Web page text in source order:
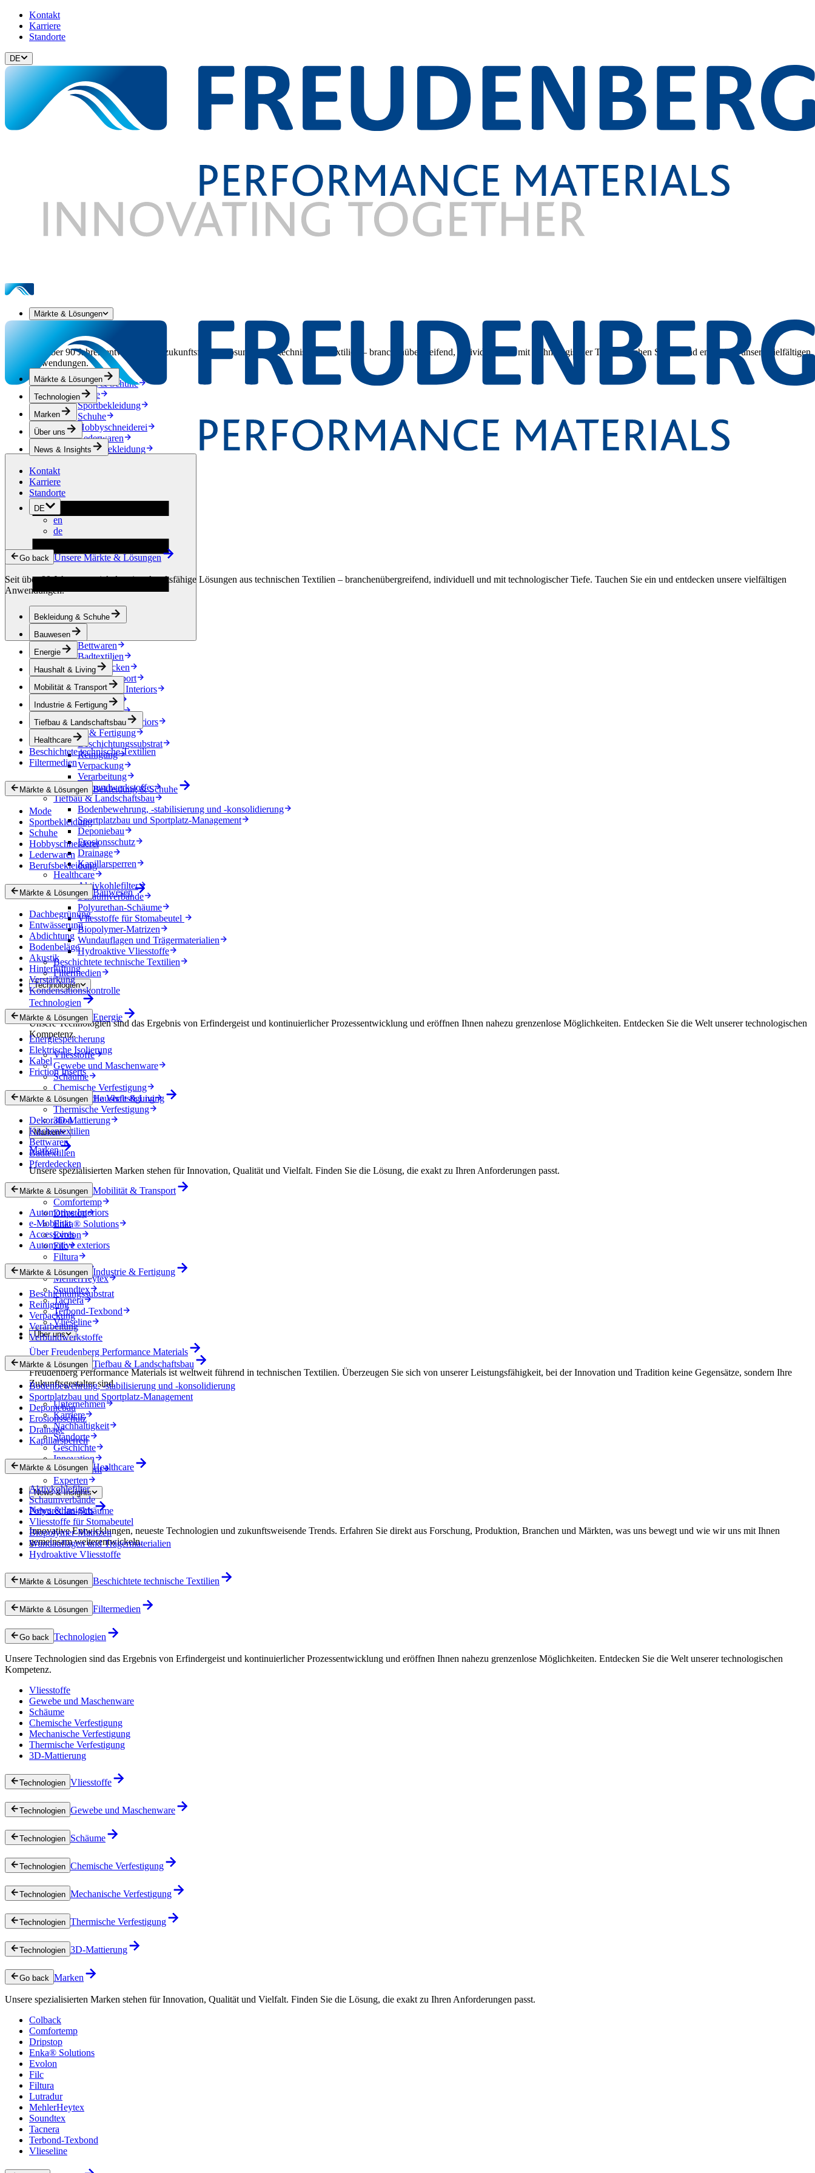
Kontakt
Karriere
Standorte
DE
Märkte & Lösungen
Seit über 90 Jahren entwickeln wir zukunftsfähige Lösungen aus technischen Textilien – branchenübergreifend, individuell und mit technologischer Tiefe. Tauchen Sie ein und entdecken unsere vielfältigen
Anwendungen.
Bekleidung & Schuhe
Mode
Sportbekleidung
Schuhe
Hobbyschneiderei
Lederwaren
Berufsbekleidung
Bodenbeläge
Akustik
Verstärkung
Kondensationskontrolle
Energie
Elektrische Isolierung
Kabel
Haushalt & Living
Dekoration
Küchentextilien
Bettwaren
Badtextilien
Pferdedecken
Mobilität & Transport
Automotive Interiors
e-Mobilität
Accessoires
Automotive exteriors
Industrie & Fertigung
Beschichtungssubstrat
Reinigung
Verpackung
Verarbeitung
Verbundwerkstoffe
Tiefbau & Landschaftsbau
Bodenbewehrung, -stabilisierung und -konsolidierung
Sportplatzbau und Sportplatz-Management
Deponiebau
Erosionsschutz
Drainage
Kapillarsperren
Healthcare
Aktivkohlefilter
Schaumverbände
Polyurethan-Schäume
Vliesstoffe für Stomabeutel
Biopolymer-Matrizen
Wundauflagen und Trägermaterialien
Hydroaktive Vliesstoffe
Beschichtete technische Textilien
Filtermedien
Technologien
Technologien
Unsere Technologien sind das Ergebnis von Erfindergeist und kontinuierlicher Prozessentwicklung und eröffnen Ihnen nahezu grenzenlose Möglichkeiten. Entdecken Sie die Welt unserer technologischen
Kompetenz.
Vliesstoffe
Gewebe und Maschenware
Schäume
Chemische Verfestigung
Mechanische Verfestigung
Thermische Verfestigung
3D-Mattierung
Marken
Marken
Unsere spezialisierten Marken stehen für Innovation, Qualität und Vielfalt. Finden Sie die Lösung, die exakt zu Ihren Anforderungen passt.
Colback
Comfortemp
Dripstop
Enka® Solutions
Evolon
Filc
Filtura
Lutradur
MehlerHeytex
Soundtex
Tacnera
Terbond-Texbond
Vlieseline
Über uns
Über Freudenberg Performance Materials
Freudenberg Performance Materials ist weltweit führend in technischen Textilien. Überzeugen Sie sich von unserer Leistungsfähigkeit, bei der Innovation und Tradition keine Gegensätze, sondern Ihre
Zukunftsgestalter sind.
Unternehmen
Karriere
Nachhaltigkeit
Standorte
Geschichte
Innovation
Procurement
Experten
News & Insights
News & Insights
Innovative Entwicklungen, neueste Technologien und zukunftsweisende Trends. Erfahren Sie direkt aus Forschung, Produktion, Branchen und Märkten, was uns bewegt und wie wir uns mit Ihnen
gemeinsam weiterentwickeln.
Märkte & Lösungen
Technologien
Marken
Über uns
News & Insights
Kontakt
Karriere
Standorte
DE
en
de
Go back Unsere Märkte & Lösungen
Seit über 90 Jahren entwickeln wir zukunftsfähige Lösungen aus technischen Textilien – branchenübergreifend, individuell und mit technologischer Tiefe. Tauchen Sie ein und entdecken unsere vielfältigen
Anwendungen.
Bekleidung & Schuhe
Bauwesen
Energie
Haushalt & Living
Mobilität & Transport
Industrie & Fertigung
Tiefbau & Landschaftsbau
Healthcare
Beschichtete technische Textilien
Filtermedien
Märkte & Lösungen Bekleidung & Schuhe
Mode
Sportbekleidung
Schuhe
Hobbyschneiderei
Lederwaren
Berufsbekleidung
Märkte & Lösungen Bauwesen
Dachbegrünung
Entwässerung
Abdichtung
Bodenbeläge
Akustik
Hinterlüftung
Verstärkung
Kondensationskontrolle
Märkte & Lösungen Energie
Energiespeicherung
Elektrische Isolierung
Kabel
Friction Inserts
Märkte & Lösungen Haushalt & Living
Dekoration
Küchentextilien
Bettwaren
Badtextilien
Pferdedecken
Märkte & Lösungen Mobilität & Transport
Automotive Interiors
e-Mobilität
Accessoires
Automotive exteriors
Märkte & Lösungen Industrie & Fertigung
Beschichtungssubstrat
Reinigung
Verpackung
Verarbeitung
Verbundwerkstoffe
Märkte & Lösungen Tiefbau & Landschaftsbau
Bodenbewehrung, -stabilisierung und -konsolidierung
Sportplatzbau und Sportplatz-Management
Deponiebau
Erosionsschutz
Drainage
Kapillarsperren
Märkte & Lösungen Healthcare
Aktivkohlefilter
Schaumverbände
Polyurethan-Schäume
Vliesstoffe für Stomabeutel
Biopolymer-Matrizen
Wundauflagen und Trägermaterialien
Hydroaktive Vliesstoffe
Märkte & Lösungen Beschichtete technische Textilien
Märkte & Lösungen Filtermedien
Go back Technologien
Unsere Technologien sind das Ergebnis von Erfindergeist und kontinuierlicher Prozessentwicklung und eröffnen Ihnen nahezu grenzenlose Möglichkeiten. Entdecken Sie die Welt unserer technologischen
Kompetenz.
Vliesstoffe
Gewebe und Maschenware
Schäume
Chemische Verfestigung
Mechanische Verfestigung
Thermische Verfestigung
3D-Mattierung
Technologien Vliesstoffe
Technologien Gewebe und Maschenware
Technologien Schäume
Technologien Chemische Verfestigung
Technologien Mechanische Verfestigung
Technologien Thermische Verfestigung
Technologien 3D-Mattierung
Go back Marken
Unsere spezialisierten Marken stehen für Innovation, Qualität und Vielfalt. Finden Sie die Lösung, die exakt zu Ihren Anforderungen passt.
Colback
Comfortemp
Dripstop
Enka® Solutions
Evolon
Filc
Filtura
Lutradur
MehlerHeytex
Soundtex
Tacnera
Terbond-Texbond
Vlieseline